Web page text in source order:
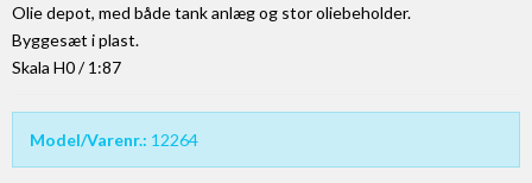
Olie depot, med både tank anlæg og stor oliebeholder.
Byggesæt i plast.
Skala H0 / 1:87
Model/Varenr.: 12264